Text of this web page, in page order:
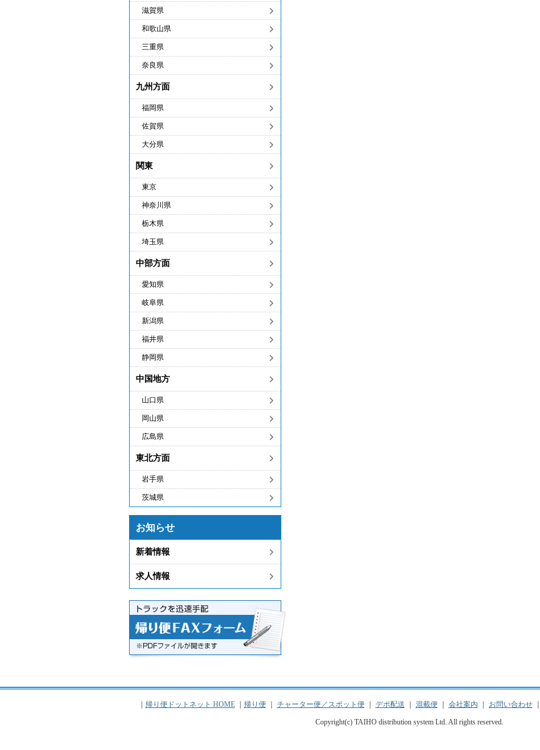
滋賀県
和歌山県
三重県
奈良県
九州方面
福岡県
佐賀県
大分県
関東
東京
神奈川県
栃木県
埼玉県
中部方面
愛知県
岐阜県
新潟県
福井県
静岡県
中国地方
山口県
岡山県
広島県
東北方面
岩手県
茨城県
お知らせ
新着情報
求人情報
帰り便ドットネット HOME｜ 帰り便 チャーター便／スポット便 デポ配送 混載便 会社案内 お問い合わせ｜
Copyright(c) TAIHO distribution system Ltd. All rights reserved.